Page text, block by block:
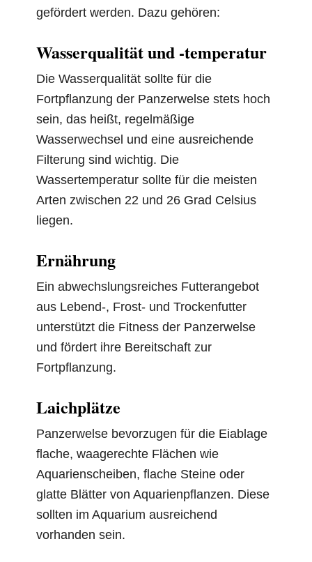
gefördert werden. Dazu gehören:
Wasserqualität und -temperatur
Die Wasserqualität sollte für die
Fortpflanzung der Panzerwelse stets hoch
sein, das heißt, regelmäßige
Wasserwechsel und eine ausreichende
Filterung sind wichtig. Die
Wassertemperatur sollte für die meisten
Arten zwischen 22 und 26 Grad Celsius
liegen.
Ernährung
Ein abwechslungsreiches Futterangebot
aus Lebend-, Frost- und Trockenfutter
unterstützt die Fitness der Panzerwelse
und fördert ihre Bereitschaft zur
Fortpflanzung.
Laichplätze
Panzerwelse bevorzugen für die Eiablage
flache, waagerechte Flächen wie
Aquarienscheiben, flache Steine oder
glatte Blätter von Aquarienpflanzen. Diese
sollten im Aquarium ausreichend
vorhanden sein.